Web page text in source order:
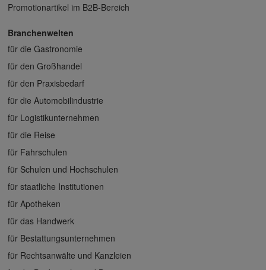
Promotionartikel im B2B-Bereich
Branchenwelten
für die Gastronomie
für den Großhandel
für den Praxisbedarf
für die Automobilindustrie
für Logistikunternehmen
für die Reise
für Fahrschulen
für Schulen und Hochschulen
für staatliche Institutionen
für Apotheken
für das Handwerk
für Bestattungsunternehmen
für Rechtsanwälte und Kanzleien